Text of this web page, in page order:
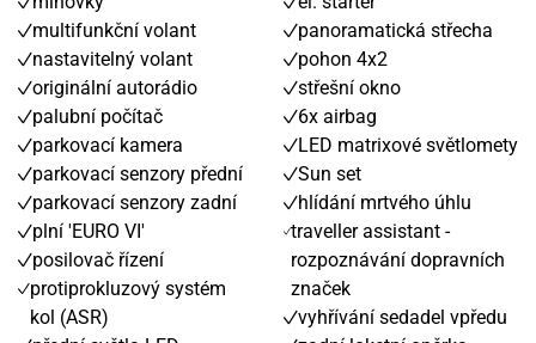
multifunkční volant
nastavitelný volant
originální autorádio
palubní počítač
parkovací kamera
parkovací senzory přední
parkovací senzory zadní
plní 'EURO VI'
posilovač řízení
protiprokluzový systém
kol (ASR)
panoramatická střecha
pohon 4x2
střešní okno
6x airbag
LED matrixové světlomety
Sun set
hlídání mrtvého úhlu
traveller assistant -
rozpoznávání dopravních
značek
vyhřívání sedadel vpředu